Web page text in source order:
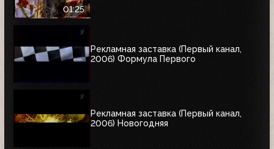
01:25
Рекламная заставка (Первый канал,
2006) Формула Первого
Рекламная заставка (Первый канал,
2006) Новогодняя